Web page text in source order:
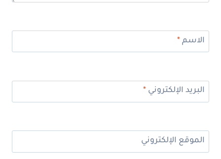
الاسم *
البريد الإلكتروني *
الموقع الإلكتروني